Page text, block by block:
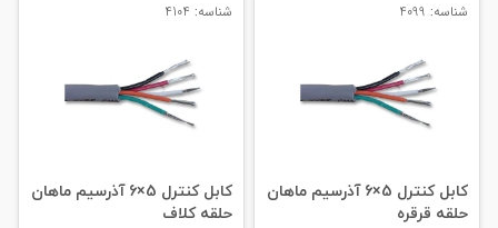
بیشترین
#کابل شبکه
#کابل شبکه لگراند #کابل شبکه نگزنس
شناسه: 4099
کابل کنترل 5×6 آذرسیم ماهان
حلقه قرقره
شناسه: 4104
کابل کنترل 5×6 آذرسیم ماهان
حلقه کلاف